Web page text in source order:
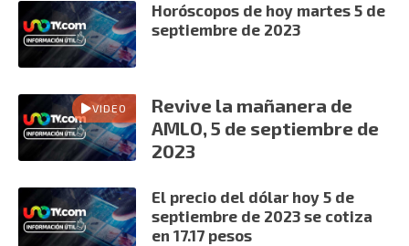
Horóscopos de hoy martes 5 de
septiembre de 2023
VIDEO
Revive la mañanera de
AMLO, 5 de septiembre de
2023
El precio del dólar hoy 5 de
septiembre de 2023 se cotiza
en 17.17 pesos